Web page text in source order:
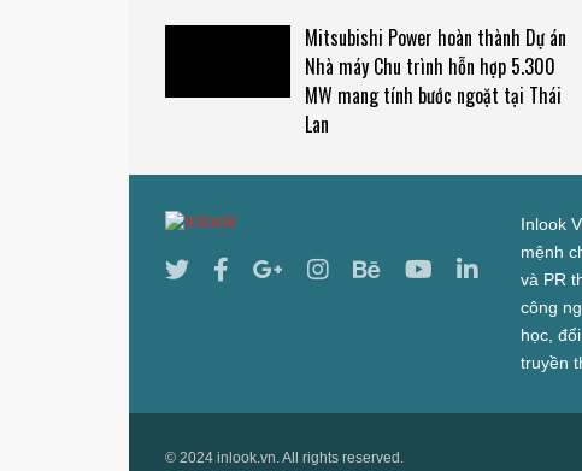
Mitsubishi Power hoàn thành Dự án
Nhà máy Chu trình hỗn hợp 5.300
MW mang tính bước ngoặt tại Thái
Lan
Inlook
mệnh
và PR
công
học,
truyền
© 2024 inlook.vn. All rights reserved.